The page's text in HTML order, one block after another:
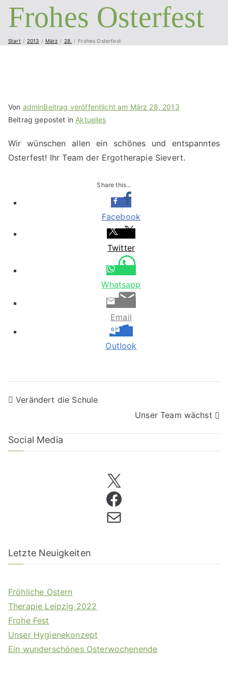
Sievert
und vieles mehr...
Frohes Osterfest
Start 2013 März 28. Frohes Osterfest
Von adminBeitrag veröffentlicht am März 28, 2013
Beitrag gepostet in Aktuelles
Wir wünschen allen ein schönes und entspanntes
Osterfest! Ihr Team der Ergotherapie Sievert.
Share this...
Facebook
Twitter
Whatsapp
Email
Outlook
Verändert die Schule
Unser Team wächst
Social Media
Letzte Neuigkeiten
Fröhliche Ostern
Therapie Leipzig 2022
Frohe Fest
Unser Hygienekonzept
Ein wunderschönes Osterwochenende